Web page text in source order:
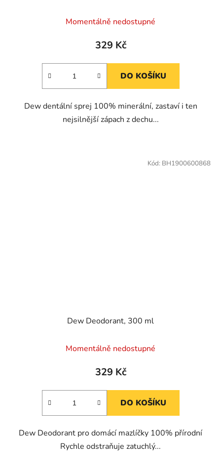
Momentálně nedostupné
329 Kč
DO KOŠÍKU
Dew dentální sprej 100% minerální, zastaví i ten
nejsilnější zápach z dechu...
Dew Deodorant, 300 ml
Momentálně nedostupné
329 Kč
DO KOŠÍKU
Dew Deodorant pro domácí mazlíčky 100% přírodní
Rychle odstraňuje zatuchlý...
Kód: BH1900600868